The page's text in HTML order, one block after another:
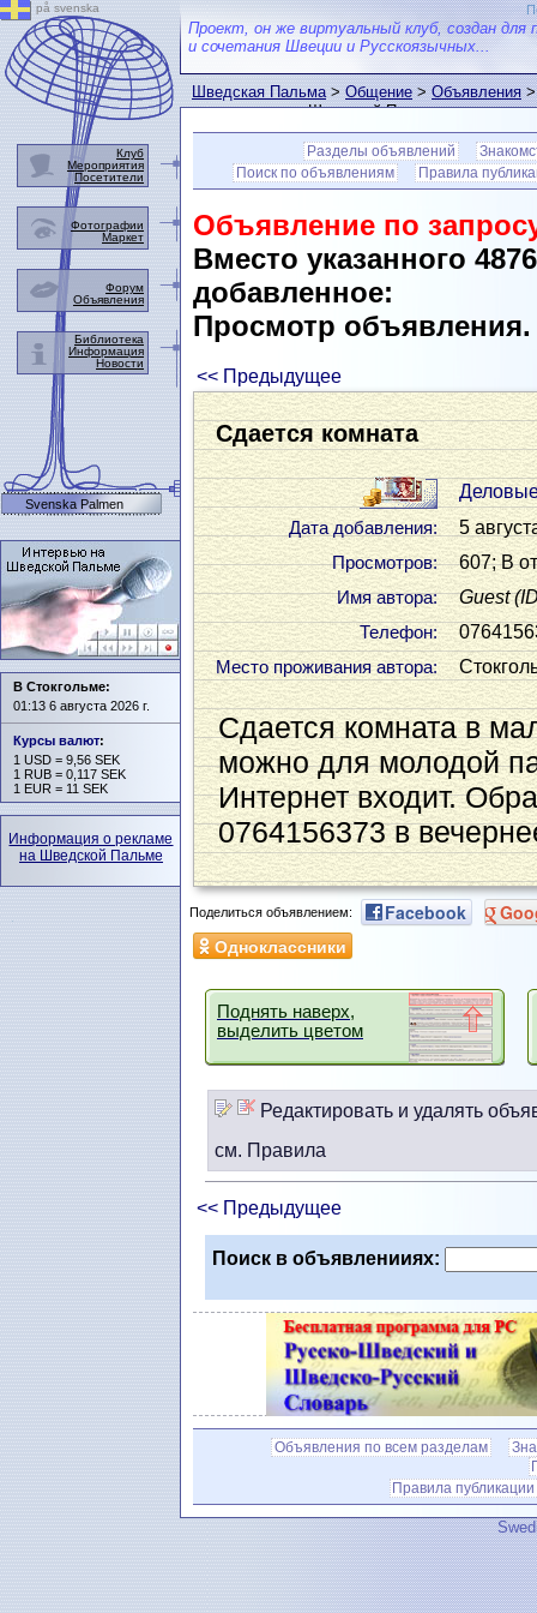
Проект, он же виртуальный клуб, создан для
и сочетания Швеции и Русскоязычных...
Шведская Пальма>Общение>Объявления>
пользователем Шведской Пальмы
Разделы объявлений
Поиск по объявлениям
Правила
Объявление по
Вместо указанного
добавленное:
Просмотр
<< Предыдущее
Сдается комната
Дата добавления: 5
Просмотров: 607; В
Имя автора: Guest
Телефон:
Место проживания автора:
Сдается комната в
можно для молодой
Интернет входит.
0764156373 в
Поделиться объявлением: Facebook
Одноклассники
Поднять наверх,
выделить цветом
Редактировать и удалять
см. Правила
<< Предыдущее
Поиск в объявленииях:
Объявления по всем разделам
Правила публикации
på svenska
Клуб
Мероприятия
Посетители
Фотографии
Маркет
Форум
Объявления
Библиотека
Информация
Новости
Svenska Palmen
В Стокгольме:
01:13 6 августа 2026 г.
Курсы валют:
1 USD = 9,56 SEK
1 RUB = 0,117 SEK
1 EUR = 11 SEK
Информация о рекламе
на Шведской Пальме